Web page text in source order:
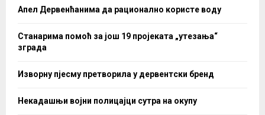
Апел Дервенћанима да рационално користе воду
Станарима помоћ за још 19 пројеката „утезања“
зграда
Изворну пјесму претворила у дервентски бренд
Некадашњи војни полицајци сутра на окупу